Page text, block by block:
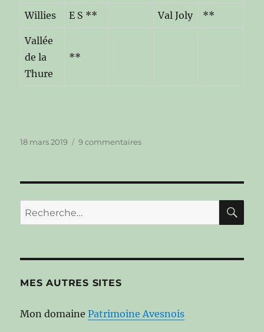
Willies E S ** Val Joly **
Vallée
de la
Thure
**
Publié
18 mars 2019 9 commentairessur
Recherche
pour :
MES AUTRES SITES
Mon domainePatrimoine Avesnois